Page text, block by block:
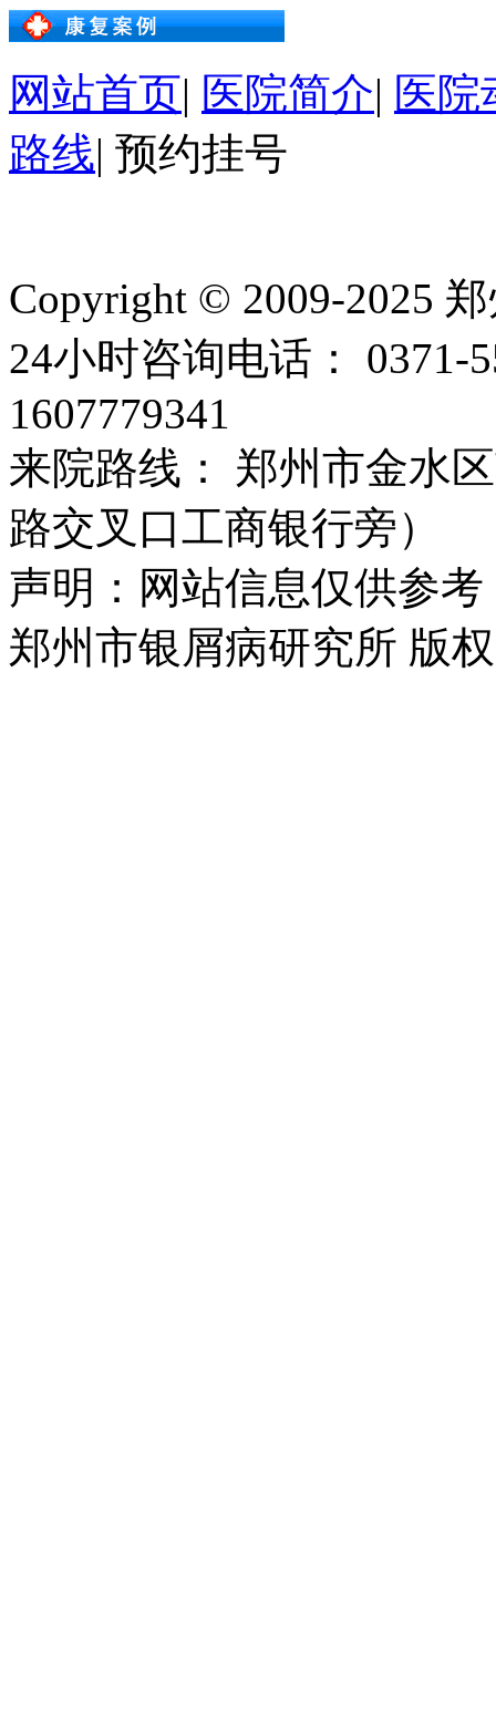
网站首页| 医院简介| 医院
路线| 预约挂号
Copyright © 2009-2025
24小时咨询电话：
1607779341
来院路线： 郑州市金水
路交叉口工商银行旁）
声明：网站信息仅供参
郑州市银屑病研究所 版